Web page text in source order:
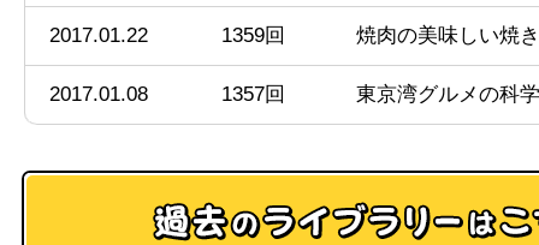
2017.01.22 1359回 焼肉の美味しい焼
2017.01.08 1357回 東京湾グルメの科学